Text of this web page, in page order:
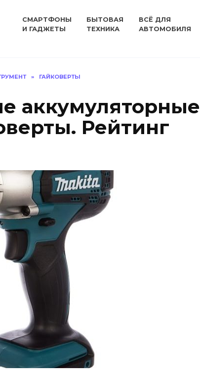
СМАРТФОНЫ
И ГАДЖЕТЫ
БЫТОВАЯ
ТЕХНИКА
ВСЁ ДЛЯ
АВТОМОБИЛЯ
» ГАЙКОВЕРТЫ
аккумуляторные
Рейтинг